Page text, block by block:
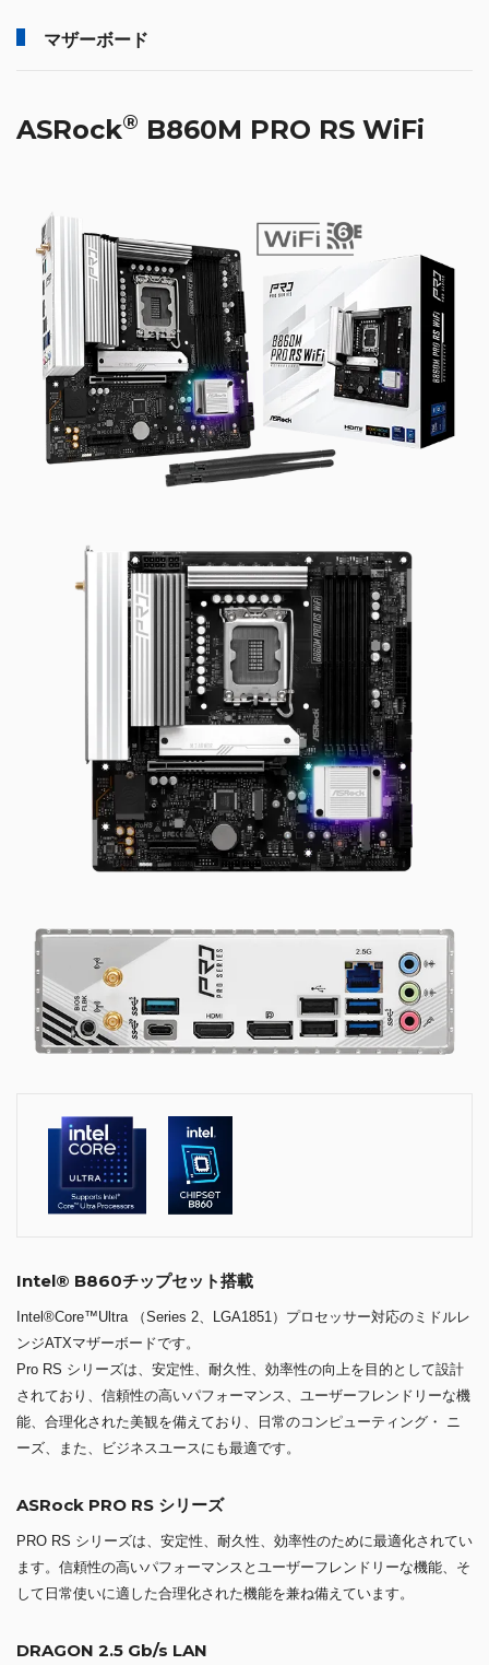
マザーボード
ASRock® B860M PRO RS WiFi
Intel® B860チップセット搭載
Intel®Core™Ultra （Series 2、LGA1851）プロセッサー対応のミドルレ
ンジATXマザーボードです。
Pro RS シリーズは、安定性、耐久性、効率性の向上を目的として設計
されており、信頼性の高いパフォーマンス、ユーザーフレンドリーな機
能、合理化された美観を備えており、日常のコンピューティング・ ニ
ーズ、また、ビジネスユースにも最適です。
ASRock PRO RS シリーズ
PRO RS シリーズは、安定性、耐久性、効率性のために最適化されてい
ます。信頼性の高いパフォーマンスとユーザーフレンドリーな機能、そ
して日常使いに適した合理化された機能を兼ね備えています。
DRAGON 2.5 Gb/s LAN